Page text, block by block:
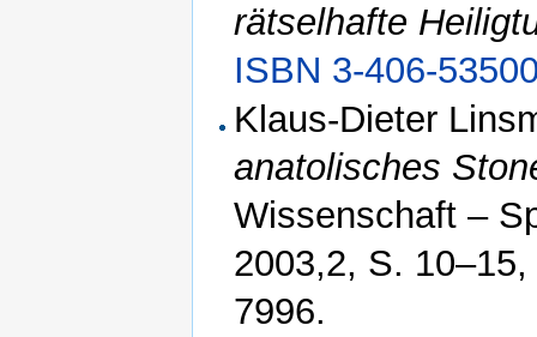
rätselhafte
ISBN 3-406-
Klaus-Dieter
anatolisches
Wissenschaft –
2003,2, S.
7996.